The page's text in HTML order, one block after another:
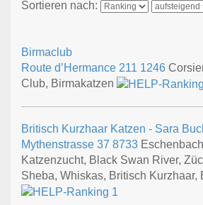
Sortieren nach:
Birmaclub
Route d’Hermance 211 1246
Club, Birmakatzen
Britisch Kurzhaar Katzen - Sara
Mythenstrasse 37 8733 Eschenbach
Katzenzucht, Black Swan River,
Sheba, Whiskas, Britisch Kurzhaar,